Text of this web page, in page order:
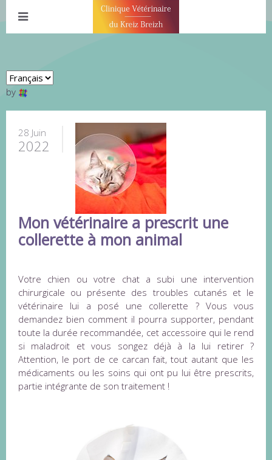
by
28 Juin
2022
Mon vétérinaire a prescrit une
collerette à mon animal
Votre chien ou votre chat a subi une intervention
chirurgicale ou présente des troubles cutanés et le
vétérinaire lui a posé une collerette ? Vous vous
demandez bien comment il pourra supporter, pendant
toute la durée recommandée, cet accessoire qui le rend
si maladroit et vous songez déjà à la lui retirer ?
Attention, le port de ce carcan fait, tout autant que les
médicaments ou les soins qui ont pu lui être prescrits,
partie intégrante de son traitement !